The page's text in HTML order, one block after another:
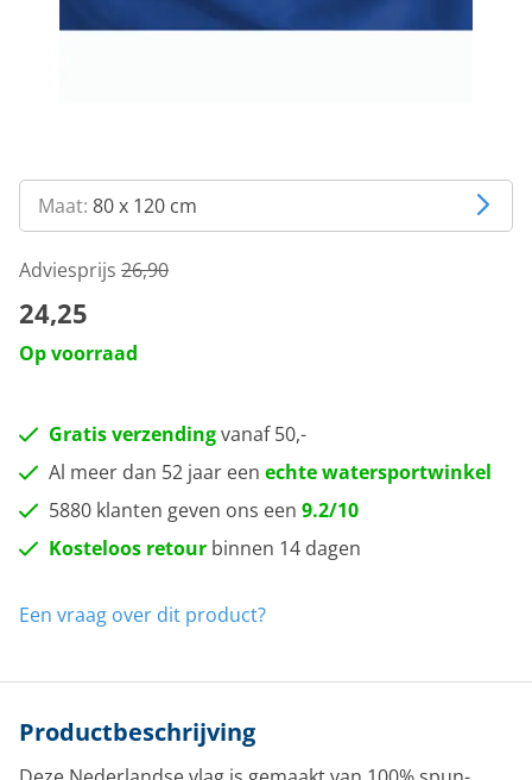
Maat: 80 x 120 cm
Adviesprijs 26,90
24,25
Op voorraad
Gratis verzendingvanaf 50,-
Al meer dan 52 jaar een echte watersportwinkel
5880 klanten geven ons een 9.2/10
Kosteloos retour binnen 14 dagen
Een vraag over dit product?
Productbeschrijving